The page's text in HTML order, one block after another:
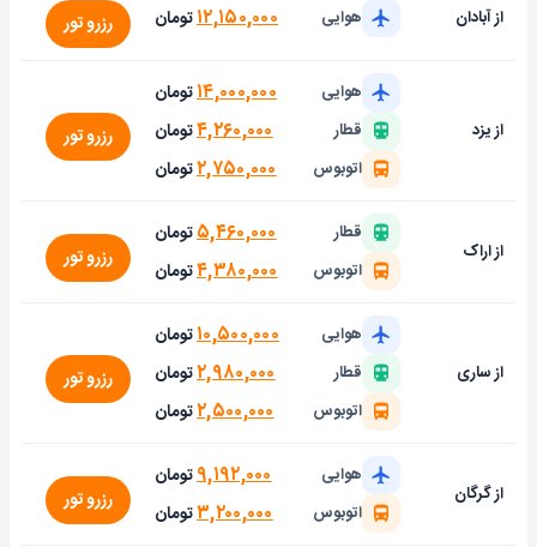
از آبادان هوایی ۱۲,۱۵۰,۰۰۰تومان رزرو تور
از یزد
هوایی ۱۴,۰۰۰,۰۰۰تومان
قطار ۴,۲۶۰,۰۰۰تومان
اتوبوس ۲,۷۵۰,۰۰۰تومان
رزرو تور
از اراک
قطار ۵,۴۶۰,۰۰۰تومان
اتوبوس ۴,۳۸۰,۰۰۰تومان رزرو تور
از ساری
هوایی ۱۰,۵۰۰,۰۰۰تومان
قطار ۲,۹۸۰,۰۰۰تومان
اتوبوس ۲,۵۰۰,۰۰۰تومان
رزرو تور
از گرگان
هوایی ۹,۱۹۲,۰۰۰تومان
اتوبوس ۳,۲۰۰,۰۰۰تومان رزرو تور